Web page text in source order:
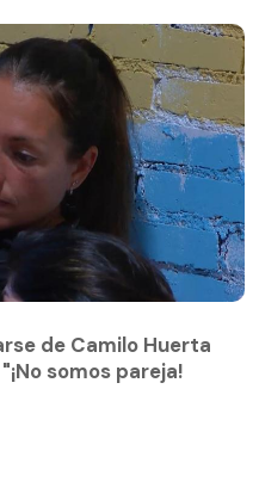
somos pareja!
de Camilo Huerta
somos pareja!